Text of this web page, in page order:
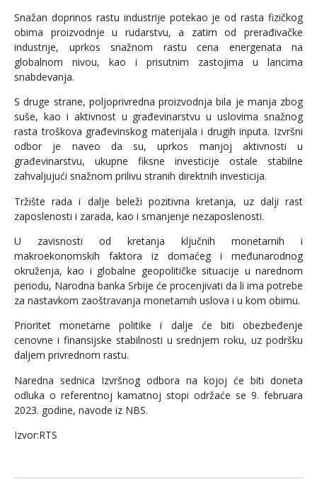
Snažan doprinos rastu industrije potekao je od rasta fizičkog
obima proizvodnje u rudarstvu, a zatim od prerađivačke
industrije, uprkos snažnom rastu cena energenata na
globalnom nivou, kao i prisutnim zastojima u lancima
snabdevanja.
S druge strane, poljoprivredna proizvodnja bila je manja zbog
suše, kao i aktivnost u građevinarstvu u uslovima snažnog
rasta troškova građevinskog materijala i drugih inputa. Izvršni
odbor je naveo da su, uprkos manjoj aktivnosti u
građevinarstvu, ukupne fiksne investicije ostale stabilne
zahvaljujući snažnom prilivu stranih direktnih investicija.
Tržište rada i dalje beleži pozitivna kretanja, uz dalji rast
zaposlenosti i zarada, kao i smanjenje nezaposlenosti.
U zavisnosti od kretanja ključnih monetarnih i
makroekonomskih faktora iz domaćeg i međunarodnog
okruženja, kao i globalne geopolitičke situacije u narednom
periodu, Narodna banka Srbije će procenjivati da li ima potrebe
za nastavkom zaoštravanja monetarnih uslova i u kom obimu.
Prioritet monetarne politike i dalje će biti obezbeđenje
cenovne i finansijske stabilnosti u srednjem roku, uz podršku
daljem privrednom rastu.
Naredna sednica Izvršnog odbora na kojoj će biti doneta
odluka o referentnoj kamatnoj stopi održaće se 9. februara
2023. godine, navode iz NBS.
Izvor:RTS